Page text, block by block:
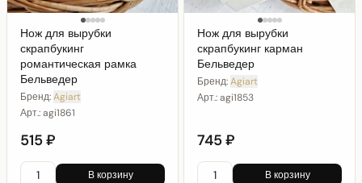
Нож для вырубки
скрапбукинг
романтическая рамка
Бельведер
Бренд:Agiart
Арт.:agi1861
515 ₽
В корзину
Нож для вырубки
скрапбукинг карман
Бельведер
Бренд:Agiart
Арт.:agi1853
745 ₽
В корзину